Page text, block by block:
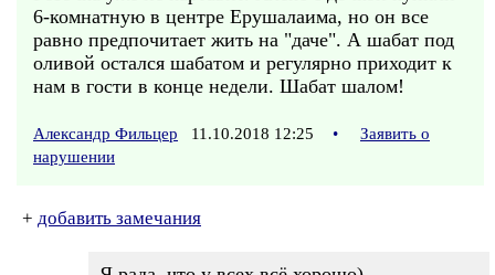
6-комнатную в центре Ерушалаима, но он все
равно предпочитает жить на "даче". А шабат под
оливой остался шабатом и регулярно приходит к
нам в гости в конце недели. Шабат шалом!
Александр Фильцер 11.10.2018 12:25 •
Заявить о
нарушении
+ добавить замечания